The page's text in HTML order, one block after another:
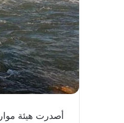
أصدرت هيئة